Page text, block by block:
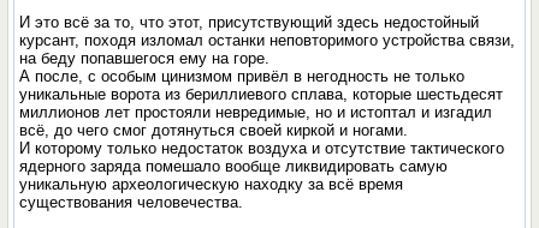
И это всё за то, что этот, присутствующий здесь недостойный
курсант, походя изломал останки неповторимого устройства связи,
на беду попавшегося ему на горе.
А после, с особым цинизмом привёл в негодность не только
уникальные ворота из бериллиевого сплава, которые шестьдесят
миллионов лет простояли невредимые, но и истоптал и изгадил
всё, до чего смог дотянуться своей киркой и ногами.
И которому только недостаток воздуха и отсутствие тактического
ядерного заряда помешало вообще ликвидировать самую
уникальную археологическую находку за всё время
существования человечества.